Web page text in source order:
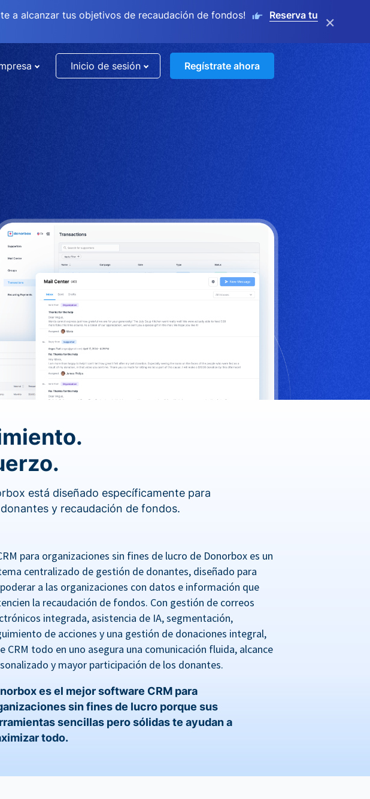
a alcanzar tus objetivos de recaudación de fondos!
Reserva tu
×
Inicio de sesión Regístrate ahora
está diseñado específicamente para
y recaudación de fondos.
para organizaciones sin fines de lucro de Donorbox es un
centralizado de gestión de donantes, diseñado para
a las organizaciones con datos e información que
la recaudación de fondos. Con gestión de correos
integrada, asistencia de IA, segmentación,
de acciones y una gestión de donaciones integral,
CRM todo en uno asegura una comunicación fluida, alcance
y mayor participación de los donantes.
es el mejor software CRM para
sin fines de lucro porque sus
sencillas pero sólidas te ayudan a
todo.